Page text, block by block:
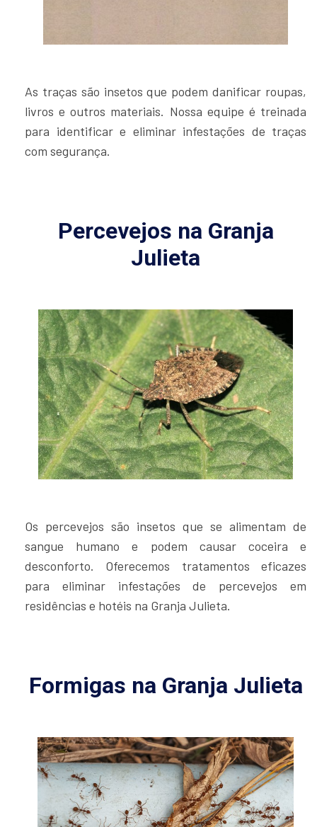
As traças são insetos que podem danificar roupas,
livros e outros materiais. Nossa equipe é treinada
para identificar e eliminar infestações de traças
com segurança.
Percevejos na Granja
Julieta
Os percevejos são insetos que se alimentam de
sangue humano e podem causar coceira e
desconforto. Oferecemos tratamentos eficazes
para eliminar infestações de percevejos em
residências e hotéis na Granja Julieta.
Formigas na Granja Julieta